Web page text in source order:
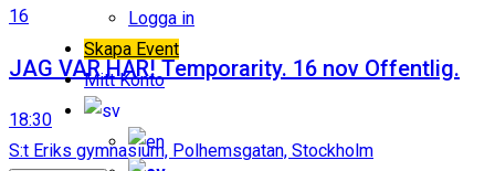
Logga in
Skapa Event
Mitt Konto
16
JAG VAR HÄR! Temporarity. 16 nov Offentlig.
18:30
S:t Eriks gymnasium, Polhemsgatan, Stockholm